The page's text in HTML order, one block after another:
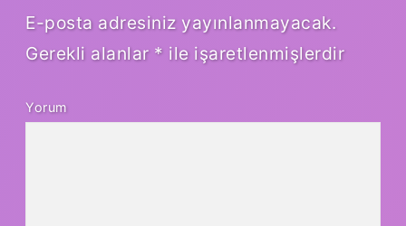
E-posta adresiniz yayınlanmayacak.
Gerekli alanlar * ile işaretlenmişlerdir
Yorum